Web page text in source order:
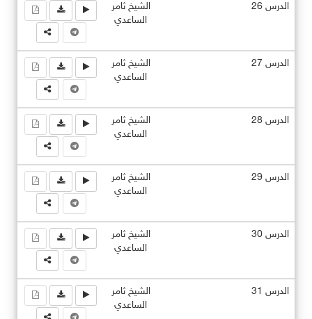
الدرس 26
الشيخ ثامر
الساعدي
الدرس 27
الشيخ ثامر
الساعدي
الدرس 28
الشيخ ثامر
الساعدي
الدرس 29
الشيخ ثامر
الساعدي
الدرس 30
الشيخ ثامر
الساعدي
الدرس 31
الشيخ ثامر
الساعدي